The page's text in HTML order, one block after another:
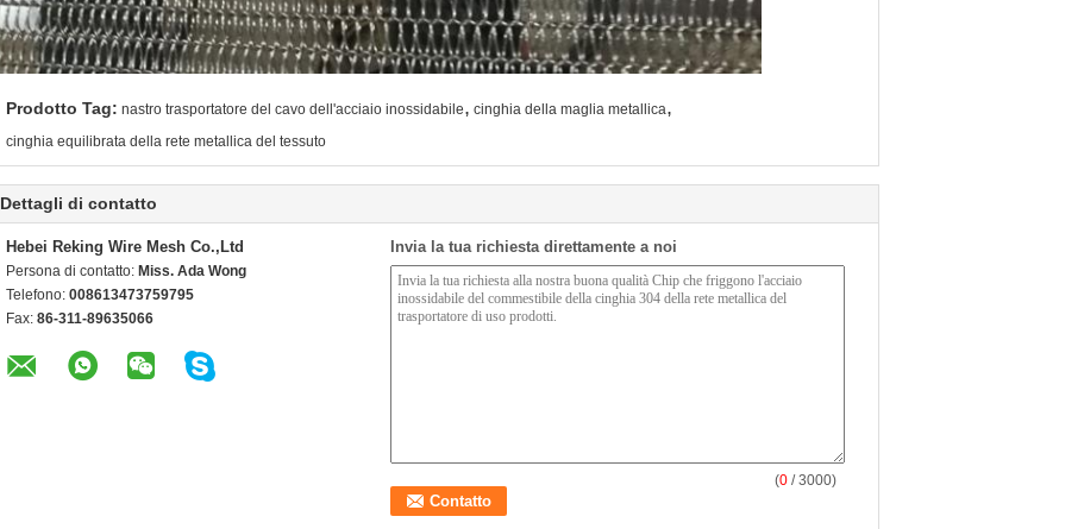
Prodotto Tag: nastro trasportatore del cavo dell'acciaio inossidabile, cinghia della maglia metallica,
cinghia equilibrata della rete metallica del tessuto
Dettagli di contatto
Hebei Reking Wire Mesh Co.,Ltd
Persona di contatto: Miss. Ada Wong
Telefono: 008613473759795
Fax: 86-311-89635066
Invia la tua richiesta direttamente a noi
(0 / 3000)